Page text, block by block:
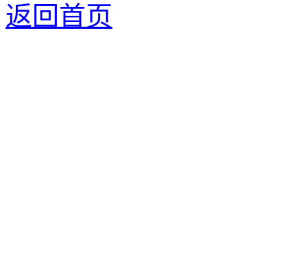
返回首页